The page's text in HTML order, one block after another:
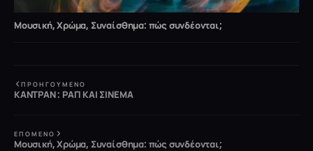
Μουσική, Χρώμα, Συναίσθημα: πώς συνδέονται;
ΠΡΟΗΓΟΎΜΕΝΟ
ΚΑΝΤΡΑΝ : ΡΑΠ ΚΑΙ ΣΙΝΕΜΑ
ΕΠΌΜΕΝΟ
Μουσική, Χρώμα, Συναίσθημα: πώς συνδέονται;